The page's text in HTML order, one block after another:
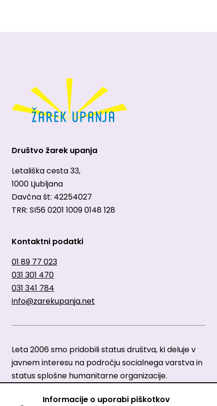
Društvo žarek upanja
Letališka cesta 33,
1000 Ljubljana
Davčna št: 42254027
TRR: SI56 0201 1009 0148 128
Kontaktni podatki
01 89 77 023
031 301 470
031 341 784
info@zarekupanja.net
Leta 2006 smo pridobili status društva, ki deluje v
javnem interesu na področju socialnega varstva in
status splošne humanitarne organizacije.
Informacije o uporabi piškotkov